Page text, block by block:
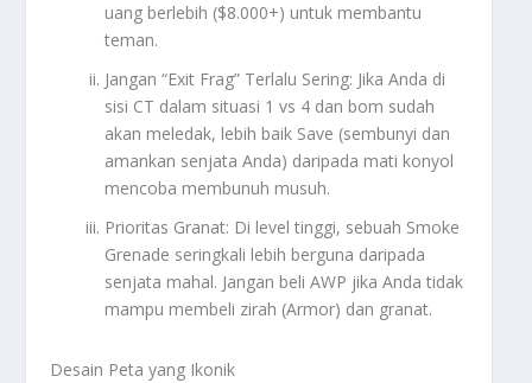
uang berlebih ($8.000+) untuk membantu
teman.
Jangan “Exit Frag” Terlalu Sering: Jika Anda di
sisi CT dalam situasi 1 vs 4 dan bom sudah
akan meledak, lebih baik Save (sembunyi dan
amankan senjata Anda) daripada mati konyol
mencoba membunuh musuh.
Prioritas Granat: Di level tinggi, sebuah Smoke
Grenade seringkali lebih berguna daripada
senjata mahal. Jangan beli AWP jika Anda tidak
mampu membeli zirah (Armor) dan granat.
Desain Peta yang Ikonik